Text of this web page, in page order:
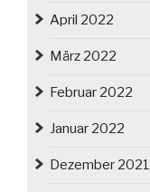
April 2022
März 2022
Februar 2022
Januar 2022
Dezember 2021